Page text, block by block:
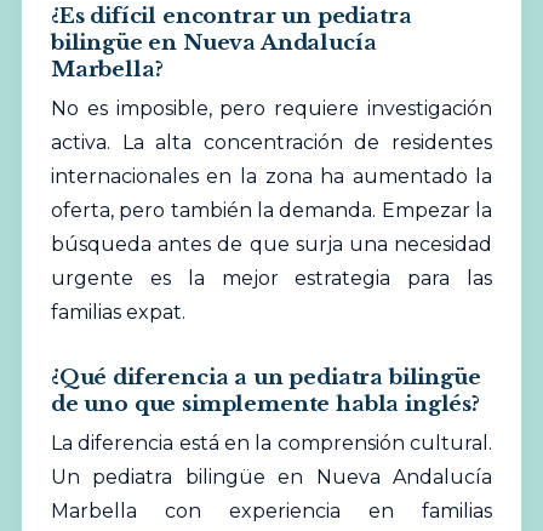
¿Es difícil encontrar un pediatra
bilingüe en Nueva Andalucía
Marbella?
No es imposible, pero requiere investigación
activa. La alta concentración de residentes
internacionales en la zona ha aumentado la
oferta, pero también la demanda. Empezar la
búsqueda antes de que surja una necesidad
urgente es la mejor estrategia para las
familias expat.
¿Qué diferencia a un pediatra bilingüe
de uno que simplemente habla inglés?
La diferencia está en la comprensión cultural.
Un pediatra bilingüe en Nueva Andalucía
Marbella con experiencia en familias